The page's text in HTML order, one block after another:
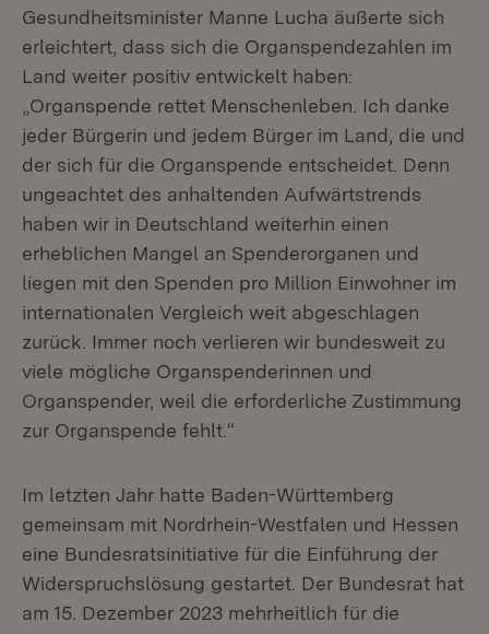
Gesundheitsminister Manne Lucha äußerte sich
erleichtert, dass sich die Organspendezahlen im
Land weiter positiv entwickelt haben:
„Organspende rettet Menschenleben. Ich danke
jeder Bürgerin und jedem Bürger im Land, die und
der sich für die Organspende entscheidet. Denn
ungeachtet des anhaltenden Aufwärtstrends
haben wir in Deutschland weiterhin einen
erheblichen Mangel an Spenderorganen und
liegen mit den Spenden pro Million Einwohner im
internationalen Vergleich weit abgeschlagen
zurück. Immer noch verlieren wir bundesweit zu
viele mögliche Organspenderinnen und
Organspender, weil die erforderliche Zustimmung
zur Organspende fehlt.“
Im letzten Jahr hatte Baden-Württemberg
gemeinsam mit Nordrhein-Westfalen und Hessen
eine Bundesratsinitiative für die Einführung der
Widerspruchslösung gestartet. Der Bundesrat hat
am 15. Dezember 2023 mehrheitlich für die